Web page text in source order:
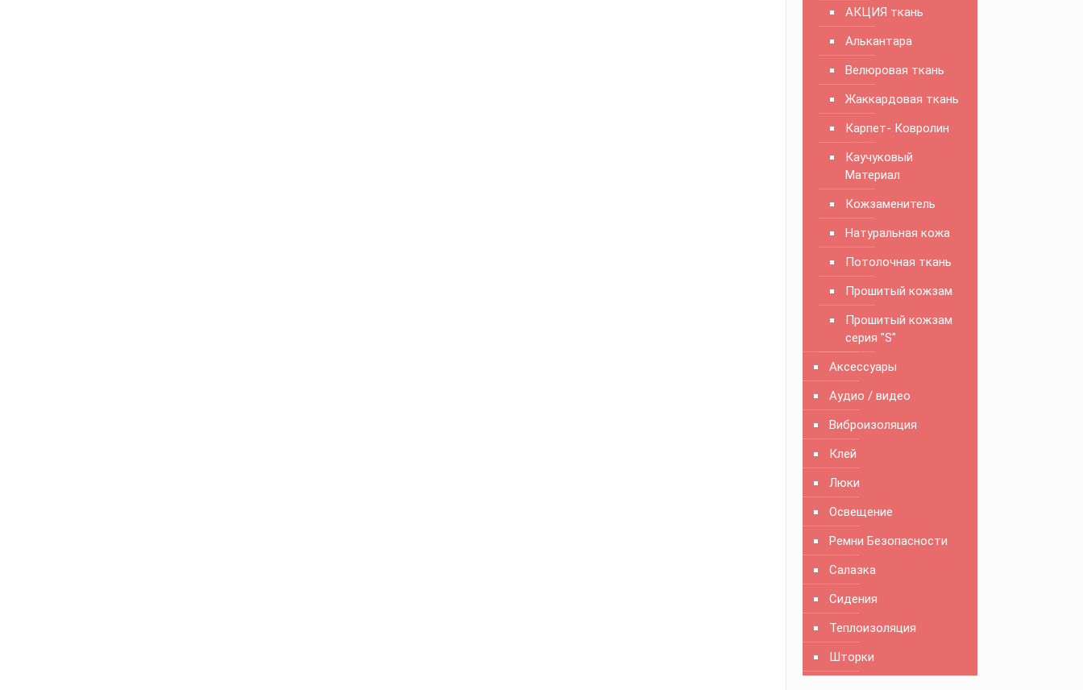
АКЦИЯ ткань
Алькантара
Велюровая ткань
Жаккардовая ткань
Карпет- Ковролин
Каучуковый
Материал
Кожзаменитель
Натуральная кожа
Потолочная ткань
Прошитый кожзам
Прошитый кожзам
серия "S"
Аксессуары
Аудио / видео
Виброизоляция
Клей
Люки
Освещение
Ремни Безопасности
Салазка
Сидения
Теплоизоляция
Шторки